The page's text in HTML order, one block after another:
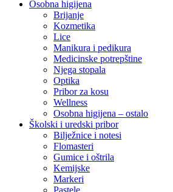
Osobna higijena
Brijanje
Kozmetika
Lice
Manikura i pedikura
Medicinske potrepštine
Njega stopala
Optika
Pribor za kosu
Wellness
Osobna higijena – ostalo
Školski i uredski pribor
Bilježnice i notesi
Flomasteri
Gumice i oštrila
Kemijske
Markeri
Pastele